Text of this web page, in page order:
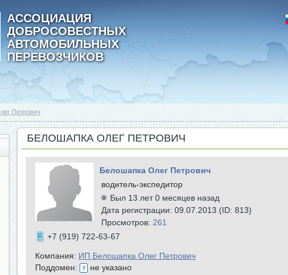
АССОЦИАЦИЯ
ДОБРОСОВЕСТНЫХ
АВТОМОБИЛЬНЫХ
ПЕРЕВОЗЧИКОВ
Петрович
БЕЛОШАПКА ОЛЕГ ПЕТРОВИЧ
Белошапка Олег Петрович
водитель-экспедитор
Был 13 лет 0 месяцев назад
Дата регистрации: 09.07.2013 (ID: 813)
Просмотров: 261
+7 (919) 722-63-67
Компания: ИП Белошапка Олег Петрович
Поддомен:
не указано